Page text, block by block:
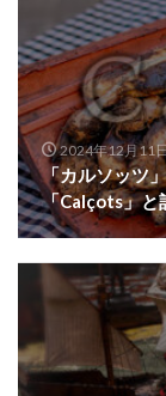
2024年12月11
「カルソッツ
「Calçots」と